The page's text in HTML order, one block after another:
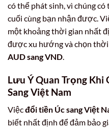
có thể phát sinh, vì chúng
cuối cùng bạn nhận được.
một khoảng thời gian nhất
được xu hướng và chọn
AUD sang VND
Lưu Ý Quan Trọng Khi
Sang Việt Nam
Việcđổi tiền Úc sang Việt
biết nhất định để đảm bảo